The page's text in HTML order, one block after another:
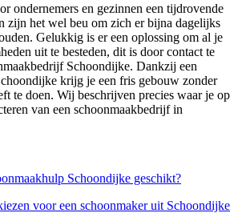
ondernemers en gezinnen een tijdrovende
zijn het wel beu om zich er bijna dagelijks
Gelukkig is er een oplossing om al je
uit te besteden, dit is door contact te
Schoondijke. Dankzij een
krijg je een fris gebouw zonder
te doen. Wij beschrijven precies waar je op
van een schoonmaakbedrijf in
Schoondijke geschikt?
voor een schoonmaker uit Schoondijke